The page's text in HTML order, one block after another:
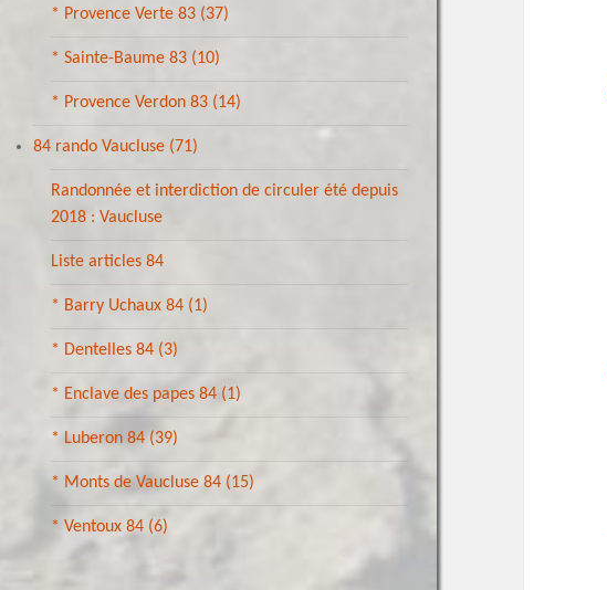
* Provence Verte 83 (37)
* Sainte-Baume 83 (10)
* Provence Verdon 83 (14)
84 rando Vaucluse (71)
Randonnée et interdiction de circuler été depuis
2018 : Vaucluse
Liste articles 84
* Barry Uchaux 84 (1)
* Dentelles 84 (3)
* Enclave des papes 84 (1)
* Luberon 84 (39)
* Monts de Vaucluse 84 (15)
* Ventoux 84 (6)